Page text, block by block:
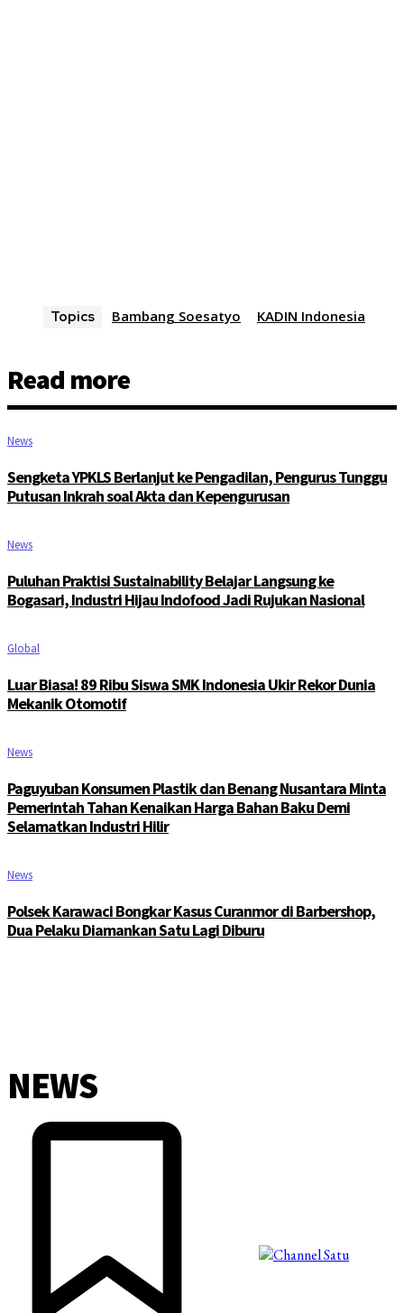
Topics Bambang Soesatyo KADIN Indonesia
Read more
News
Sengketa YPKLS Berlanjut ke Pengadilan, Pengurus Tunggu
Putusan Inkrah soal Akta dan Kepengurusan
News
Puluhan Praktisi Sustainability Belajar Langsung ke
Bogasari, Industri Hijau Indofood Jadi Rujukan Nasional
Global
Luar Biasa! 89 Ribu Siswa SMK Indonesia Ukir Rekor Dunia
Mekanik Otomotif
News
Paguyuban Konsumen Plastik dan Benang Nusantara Minta
Pemerintah Tahan Kenaikan Harga Bahan Baku Demi
Selamatkan Industri Hilir
News
Polsek Karawaci Bongkar Kasus Curanmor di Barbershop,
Dua Pelaku Diamankan Satu Lagi Diburu
NEWS